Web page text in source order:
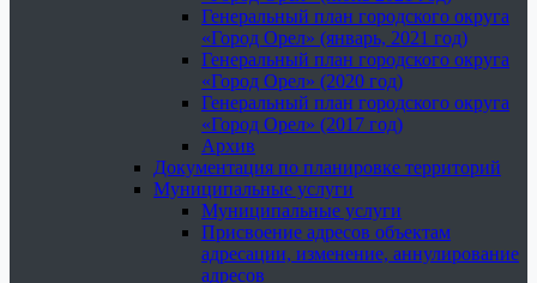
Генеральный план городского округа
«Город Орел» (январь, 2021 год)
Генеральный план городского округа
«Город Орел» (2020 год)
Генеральный план городского округа
«Город Орел» (2017 год)
Архив
Документация по планировке территорий
Муниципальные услуги
Муниципальные услуги
Присвоение адресов объектам
адресации, изменение, аннулирование
адресов